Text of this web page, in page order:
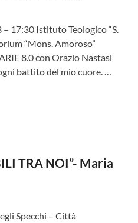
17:30 Istituto Teologico “S.
“Mons. Amoroso”
8.0 con Orazio Nastasi
battito del mio cuore. …
TRA NOI”- Maria
Specchi – Città